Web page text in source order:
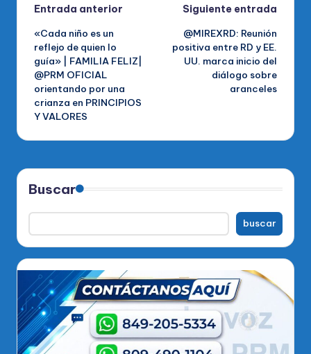
Navegación
de
entradas
Entrada anterior
«Cada niño es un
reflejo de quien lo
guía» | FAMILIA FELIZ|
@PRM OFICIAL
orientando por una
crianza en PRINCIPIOS
Y VALORES
Siguiente entrada
@MIREXRD: Reunión
positiva entre RD y EE.
UU. marca inicio del
diálogo sobre
aranceles
Buscar
buscar